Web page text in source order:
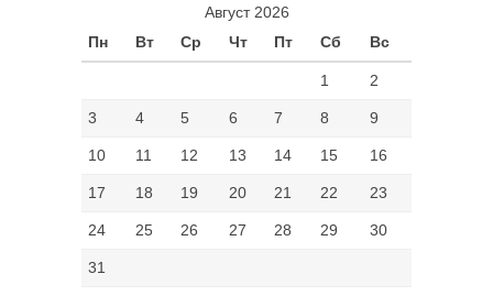
Август 2026
Пн
Вт Ср Чт Пт Сб Вс
1 2
3 4 5 6 7 8 9
10 11 12 13 14 15 16
17 18 19 20 21 22 23
24 25 26 27 28 29 30
31